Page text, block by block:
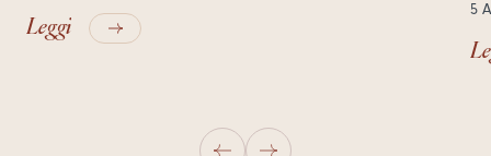
Leggi 5